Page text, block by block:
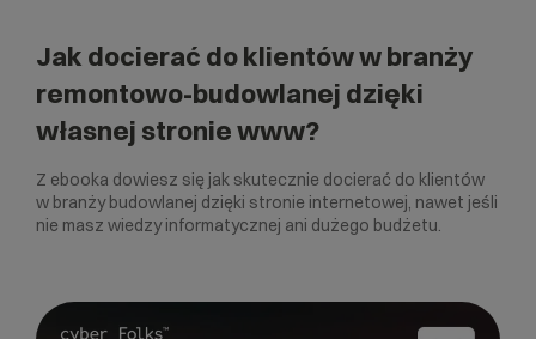
Jak docierać do klientów w branży
remontowo-budowlanej dzięki
własnej stronie www?
Z ebooka dowiesz się jak skutecznie docierać do klientów
w branży budowlanej dzięki stronie internetowej, nawet jeśli
nie masz wiedzy informatycznej ani dużego budżetu.